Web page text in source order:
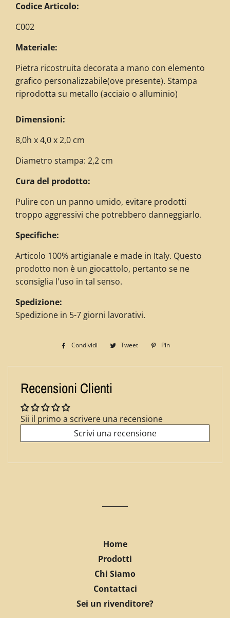
Codice Articolo:
C002
Materiale:
Pietra ricostruita decorata a mano con elemento
grafico personalizzabile(ove presente). Stampa
riprodotta su metallo (acciaio o alluminio)
Dimensioni:
8,0h x 4,0 x 2,0 cm
Diametro stampa: 2,2 cm
Cura del prodotto:
Pulire con un panno umido, evitare prodotti
troppo aggressivi che potrebbero danneggiarlo.
Specifiche:
Articolo 100% artigianale e made in Italy. Questo
prodotto non è un giocattolo, pertanto se ne
sconsiglia l'uso in tal senso.
Spedizione:
Spedizione in 5-7 giorni lavorativi.
Condividi
Condividi
Facebook
Tweet
Twitta
Twitter
Pin
Pinterest
Recensioni Clienti
Sii il primo a scrivere una recensione
Scrivi una recensione
Home
Prodotti
Chi Siamo
Contattaci
Sei un rivenditore?